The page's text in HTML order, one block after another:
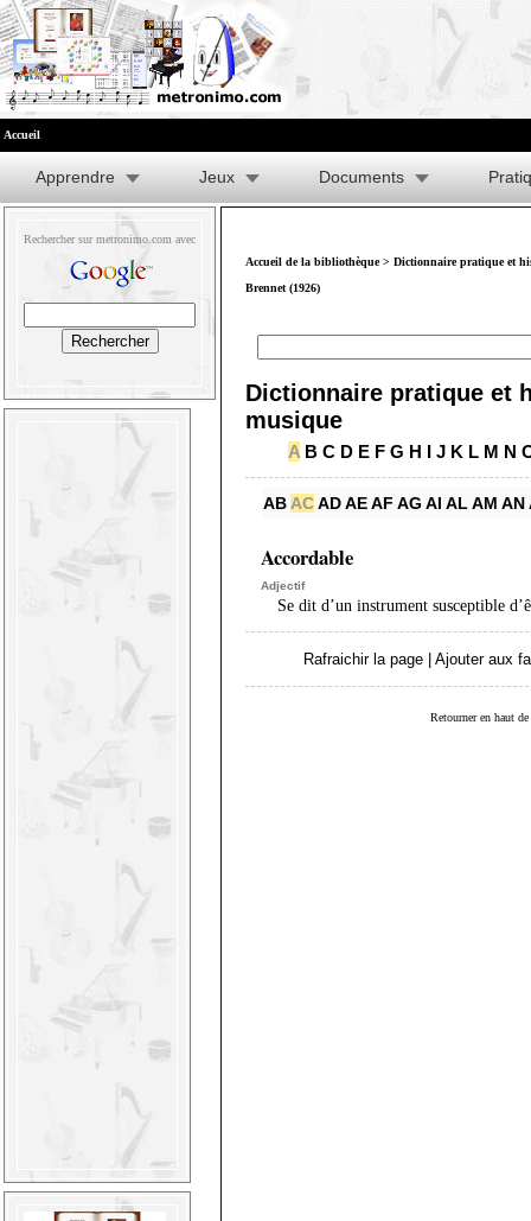
Accueil
Apprendre Jeux Documents
Rechercher sur metronimo.com avec
Accueil de la bibliothèque> Dictionnaire pratique et
Brennet (1926)
Dictionnaire pratique et
musique
A B C D E F G H I J K L M N
AB ACADAEAF AG AI AL AM AN
Accordable
Adjectif
Se dit d’un instrument susceptible
Rafraichir la page Ajouter aux
Retourner en haut de